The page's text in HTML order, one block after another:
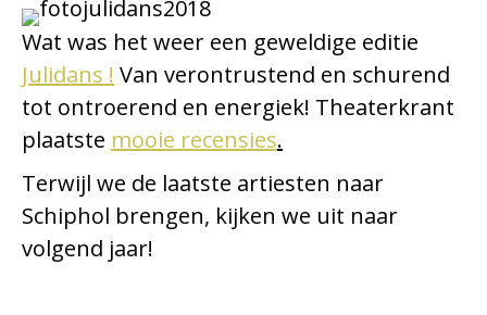
Wat was het weer een geweldige editie
Julidans ! Van verontrustend en schurend
tot ontroerend en energiek! Theaterkrant
plaatste mooie recensies.
Terwijl we de laatste artiesten naar
Schiphol brengen, kijken we uit naar
volgend jaar!